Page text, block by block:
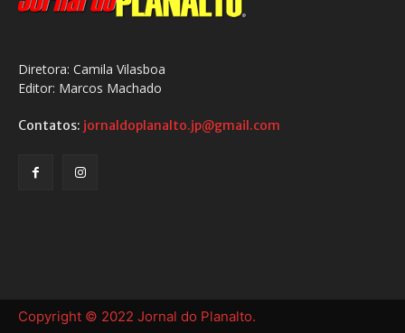
Diretora: Camila Vilasboa
Editor: Marcos Machado
Contatos: jornaldoplanalto.jp@gmail.com
Copyright © 2022 Jornal do Planalto.